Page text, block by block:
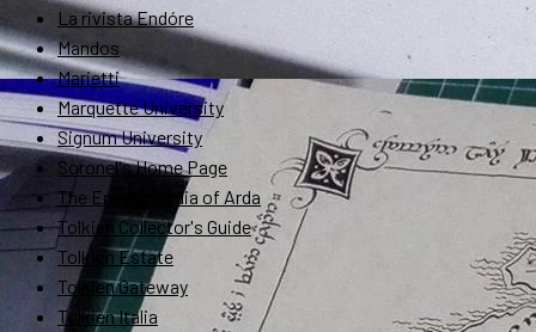
La rivista Endóre
Mandos
Marietti
Marquette University
Signum University
Soronel's Home Page
The Encyclopedia of Arda
Tolkien Collector's Guide
Tolkien Estate
Tolkien Gateway
Tolkien Italia